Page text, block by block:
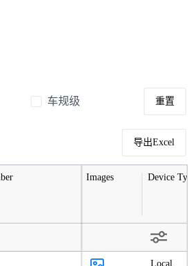
车规级 重置
导出Excel
Images Device
Local